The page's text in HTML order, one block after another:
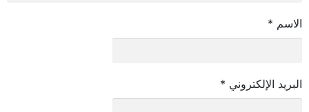
الاسم *
البريد الإلكتروني *